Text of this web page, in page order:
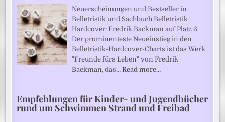
Neuerscheinungen und Bestseller in
Belletristik und Sachbuch Belletristik
Hardcover: Fredrik Backman auf Platz 6
Der prominenteste Neueinstieg in den
Belletristik-Hardcover-Charts ist das Werk
"Freunde fürs Leben" von Fredrik
Backman, das…Read more…
Empfehlungen für Kinder- und Jugendbücher
rund um Schwimmen Strand und Freibad